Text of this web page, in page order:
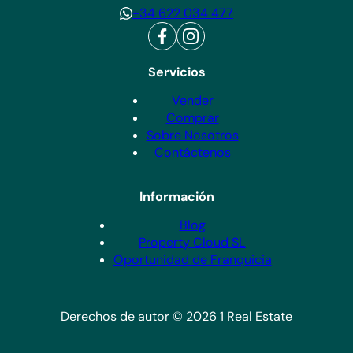
Haz una consulta hoy y descubre por qué destacamos
como el agente preferido para compradores y vendedores
en Costa Blanca.
Servicios
Vender
Comprar
Sobre Nosotros
Contáctenos
Información
Blog
Property Cloud SL
Oportunidad de Franquicia
+34 622 034 477
Derechos de autor © 2026 1 Real Estate